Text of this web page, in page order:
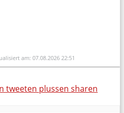
am: 07.08.2026 22:51
tweeten plussen sharen